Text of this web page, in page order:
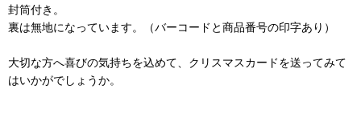
封筒付き。
裏は無地になっています。（バーコードと商品番号の印字あり）
大切な方へ喜びの気持ちを込めて、クリスマスカードを送ってみて
はいかがでしょうか。